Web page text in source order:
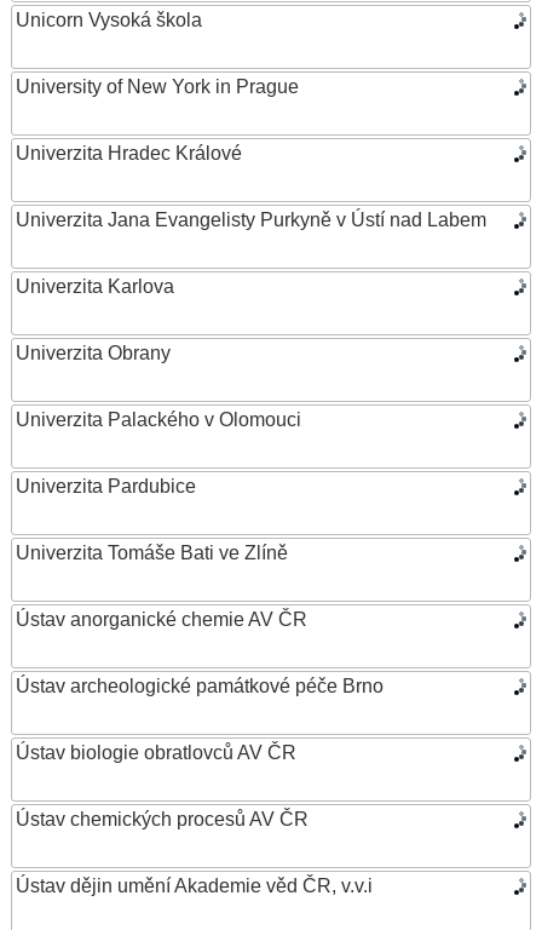
Unicorn Vysoká škola
University of New York in Prague
Univerzita Hradec Králové
Univerzita Jana Evangelisty Purkyně v Ústí nad Labem
Univerzita Karlova
Univerzita Obrany
Univerzita Palackého v Olomouci
Univerzita Pardubice
Univerzita Tomáše Bati ve Zlíně
Ústav anorganické chemie AV ČR
Ústav archeologické památkové péče Brno
Ústav biologie obratlovců AV ČR
Ústav chemických procesů AV ČR
Ústav dějin umění Akademie věd ČR, v.v.i